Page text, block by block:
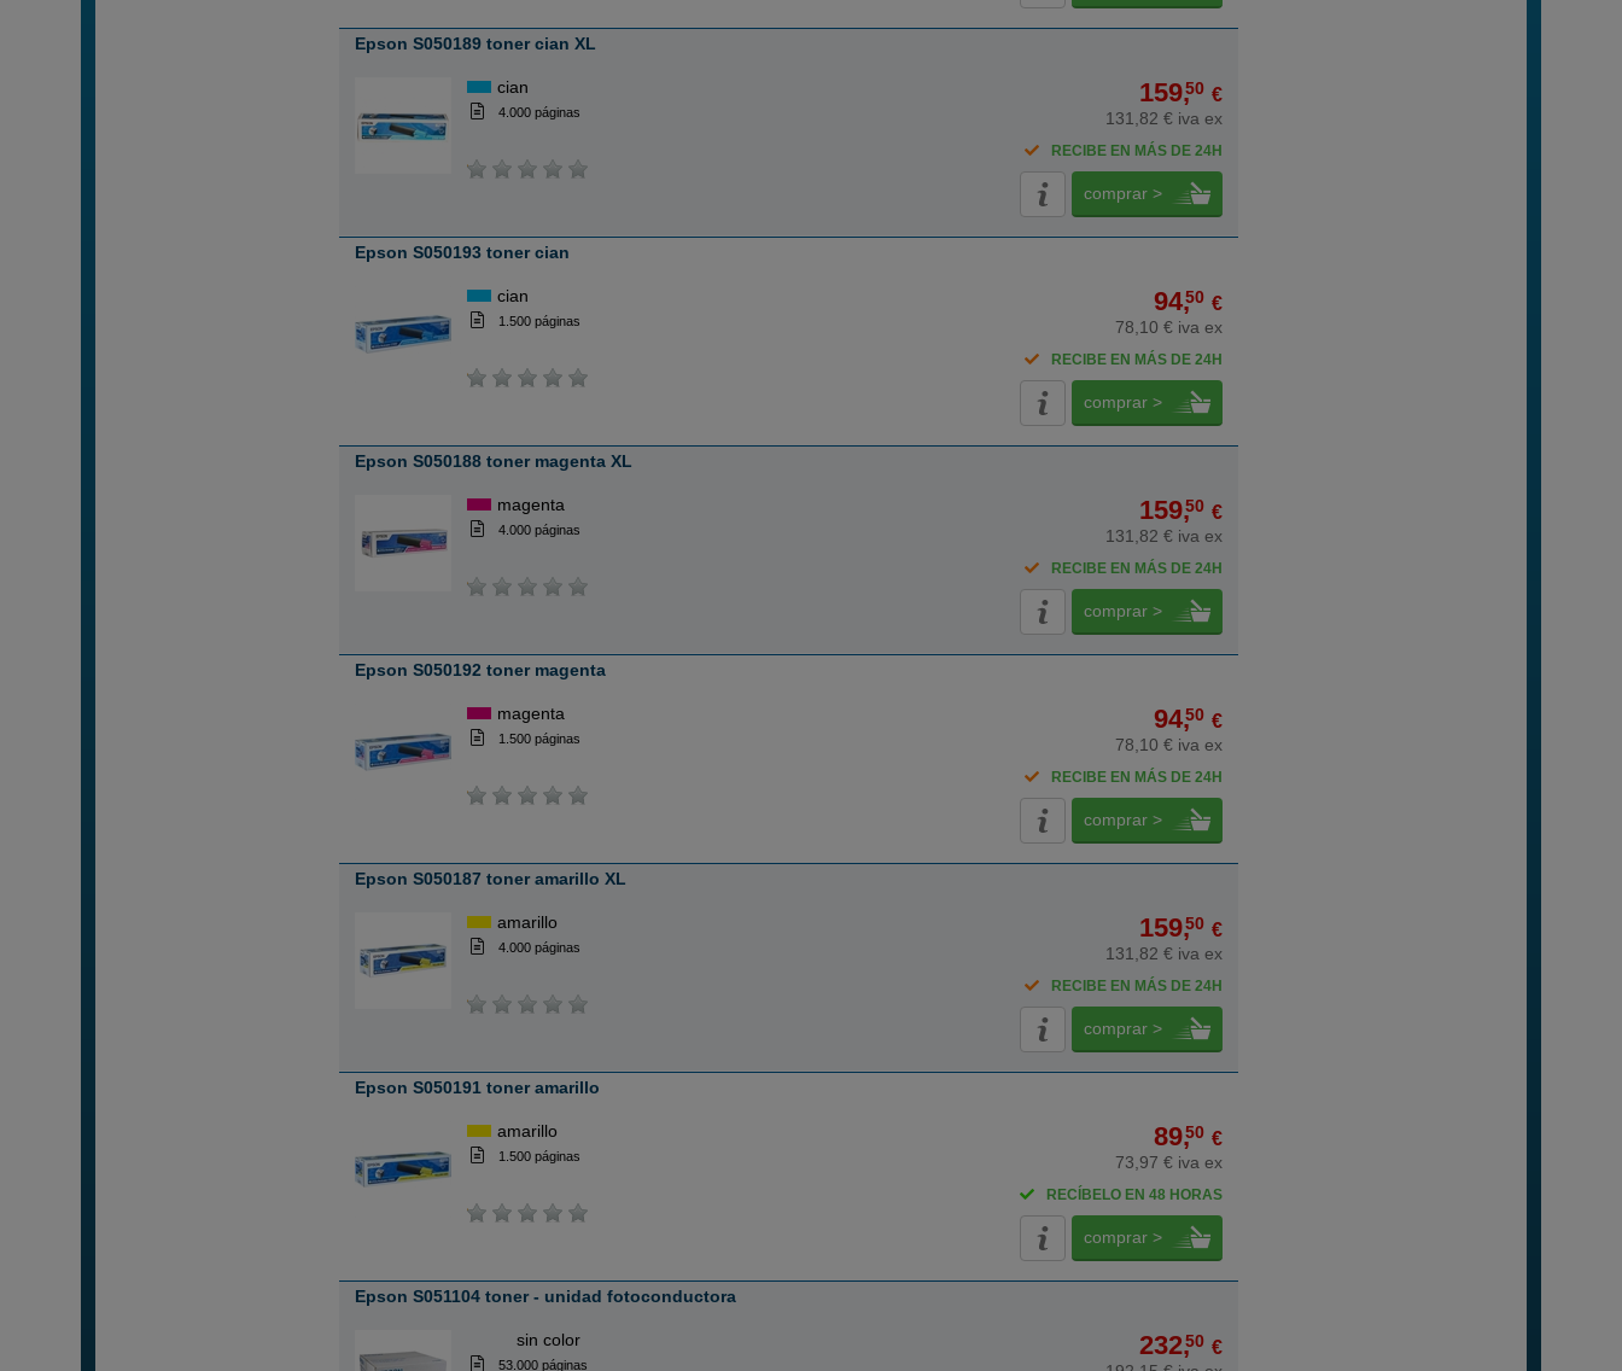
Epson S050189 toner cian XL
cian
4.000 páginas
159,50 €
131,82 € iva ex
RECIBE EN MÁS DE 24H
comprar >
Epson S050193 toner cian
cian
1.500 páginas
94,50 €
78,10 € iva ex
RECIBE EN MÁS DE 24H
comprar >
Epson S050188 toner magenta XL
magenta
4.000 páginas
159,50 €
131,82 € iva ex
RECIBE EN MÁS DE 24H
comprar >
Epson S050192 toner magenta
magenta
1.500 páginas
94,50 €
78,10 € iva ex
RECIBE EN MÁS DE 24H
comprar >
Epson S050187 toner amarillo XL
amarillo
4.000 páginas
159,50 €
131,82 € iva ex
RECIBE EN MÁS DE 24H
comprar >
Epson S050191 toner amarillo
amarillo
1.500 páginas
89,50 €
73,97 € iva ex
RECÍBELO EN 48 HORAS
comprar >
Epson S051104 toner - unidad fotoconductora
sin color
53.000 páginas
232,50 €